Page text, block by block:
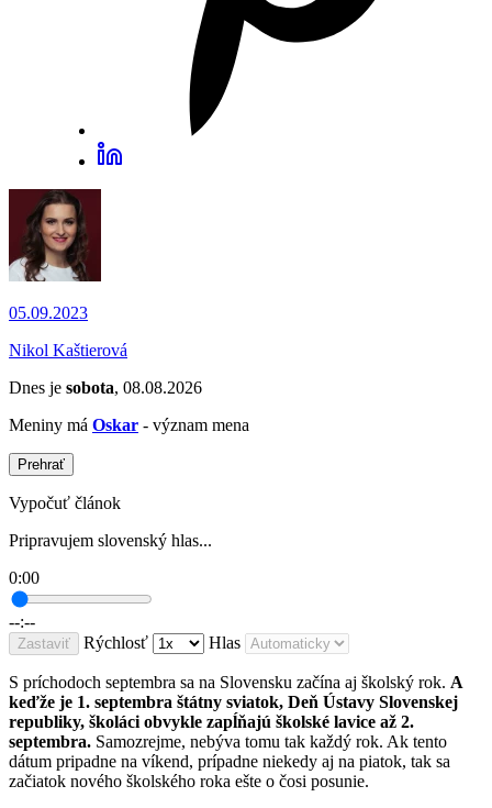
05.09.2023
Nikol Kaštierová
Dnes je sobota, 08.08.2026
Meniny má Oskar - význam mena
Prehrať
Vypočuť článok
Pripravujem slovenský hlas...
0:00
--:--
Zastaviť Rýchlosť Hlas
S príchodoch septembra sa na Slovensku začína aj školský rok. A
keďže je 1. septembra štátny sviatok, Deň Ústavy Slovenskej
republiky, školáci obvykle zapĺňajú školské lavice až 2.
septembra. Samozrejme, nebýva tomu tak každý rok. Ak tento
dátum pripadne na víkend, prípadne niekedy aj na piatok, tak sa
začiatok nového školského roka ešte o čosi posunie.